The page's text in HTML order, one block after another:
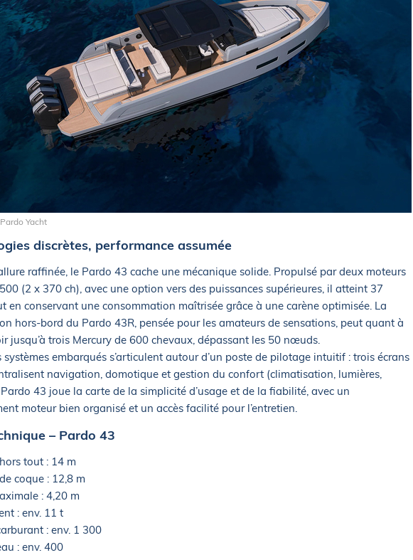
Yacht
discrètes, performance assumée
raffinée, le Pardo 43 cache une mécanique solide. Propulsé par deux moteurs
(2 x 370 ch), avec une option vers des puissances supérieures, il atteint 37
en conservant une consommation maîtrisée grâce à une carène optimisée. La
hors-bord du Pardo 43R, pensée pour les amateurs de sensations, peut quant à
jusqu’à trois Mercury de 600 chevaux, dépassant les 50 nœuds.
systèmes embarqués s’articulent autour d’un poste de pilotage intuitif : trois écrans
navigation, domotique et gestion du confort (climatisation, lumières,
43 joue la carte de la simplicité d’usage et de la fiabilité, avec un
moteur bien organisé et un accès facilité pour l’entretien.
– Pardo 43
tout : 14 m
coque : 12,8 m
: 4,20 m
: env. 11 t
: env. 1 300
: env. 400